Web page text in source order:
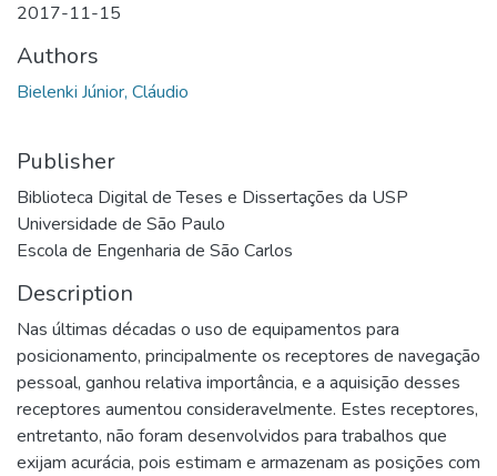
2017-11-15
Authors
Bielenki Júnior, Cláudio
Publisher
Biblioteca Digital de Teses e Dissertações da USP
Universidade de São Paulo
Escola de Engenharia de São Carlos
Description
Nas últimas décadas o uso de equipamentos para
posicionamento, principalmente os receptores de navegação
pessoal, ganhou relativa importância, e a aquisição desses
receptores aumentou consideravelmente. Estes receptores,
entretanto, não foram desenvolvidos para trabalhos que
exijam acurácia, pois estimam e armazenam as posições com